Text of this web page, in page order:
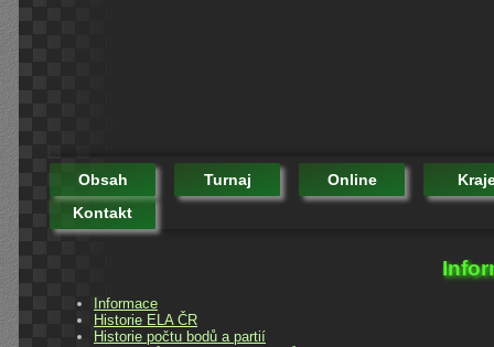
Obsah Turnaj Online
Kontakt
Informace
Historie ELA ČR
Historie počtu bodů a partií